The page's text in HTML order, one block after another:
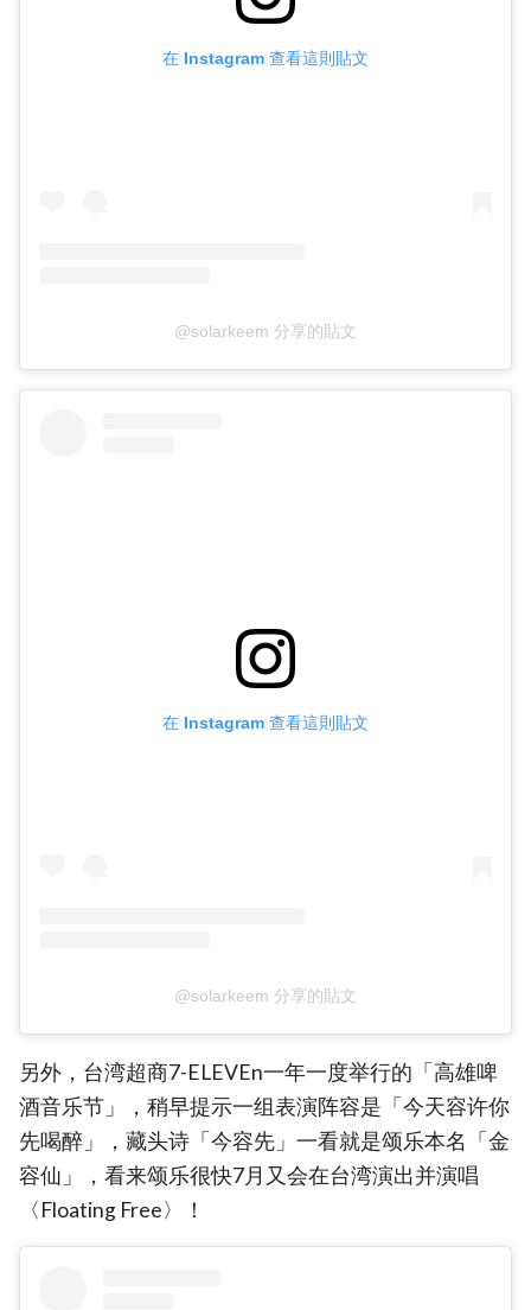
在 Instagram 查看這則貼文
@solarkeem 分享的貼文
在 Instagram 查看這則貼文
@solarkeem 分享的貼文
另外，台湾超商7-ELEVEn一年一度举行的「高雄啤
酒音乐节」，稍早提示一组表演阵容是「今天容许你
先喝醉」，藏头诗「今容先」一看就是颂乐本名「金
容仙」，看来颂乐很快7月又会在台湾演出并演唱
〈Floating Free〉！